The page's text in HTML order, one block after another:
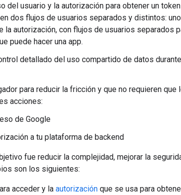
del usuario y la autorización para obtener un
dos flujos de usuarios separados y distintos:
la autorización, con flujos de usuarios separados
puede hacer una app.
detallado del uso compartido de datos
para reducir la fricción y que no requieren que
acciones:
de Google
a tu plataforma de backend
fue reducir la complejidad, mejorar la
son los siguientes:
acceder y la autorización que se usa para